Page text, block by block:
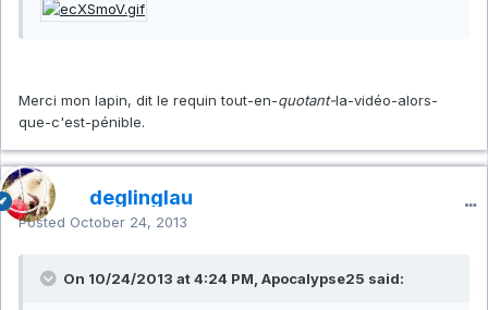
Merci mon lapin, dit le requin tout-en-quotant-la-vidéo-alors-
que-c'est-pénible.
deglinglau
Posted October 24, 2013
On 10/24/2013 at 4:24 PM, Apocalypse25 said: